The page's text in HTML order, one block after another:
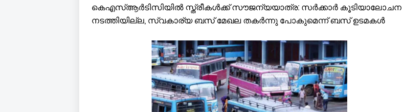
കെഎസ്ആർടിസിയിൽ സ്ത്രീകൾക്ക് സൗജന്യയാത്ര: സർക്കാർ കൂടിയാലോചന
നടത്തിയില്ല, സ്വകാര്യ ബസ് മേഖല തകർന്നു പോകുമെന്ന് ബസ് ഉടമകൾ